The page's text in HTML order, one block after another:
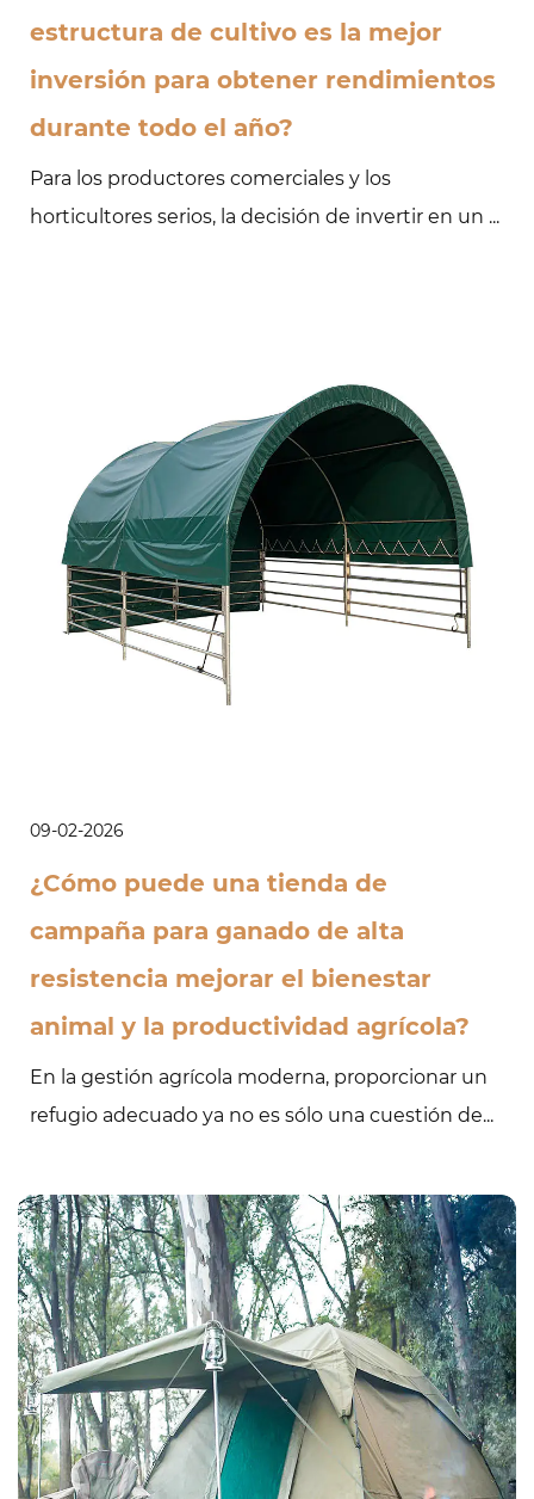
estructura de cultivo es la mejor
inversión para obtener rendimientos
durante todo el año?
Para los productores comerciales y los
horticultores serios, la decisión de invertir en un ...
09-02-2026
¿Cómo puede una tienda de
campaña para ganado de alta
resistencia mejorar el bienestar
animal y la productividad agrícola?
En la gestión agrícola moderna, proporcionar un
refugio adecuado ya no es sólo una cuestión de...